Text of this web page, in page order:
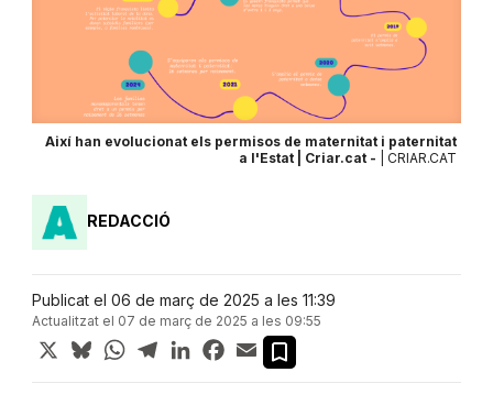
Així han evolucionat els permisos de maternitat i paternitat
a l'Estat | Criar.cat -
| CRIAR.CAT
REDACCIÓ
Publicat el 06 de març de 2025 a les 11:39
Actualitzat el 07 de març de 2025 a les 09:55
X BlueskyWhatsApp
TelegramLinkedInFacebook
Email